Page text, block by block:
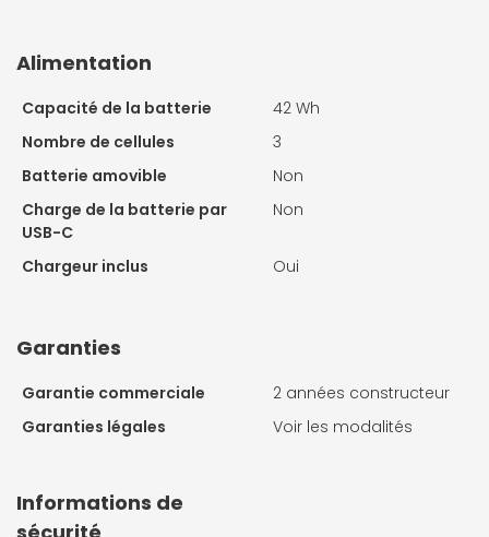
Alimentation
Capacité de la batterie
42 Wh
Nombre de cellules
3
Batterie amovible
Non
Charge de la batterie par
USB-C
Non
Chargeur inclus Oui
Garanties
Garantie commerciale
2 années constructeur
Garanties légales
Voir les modalités
Informations de